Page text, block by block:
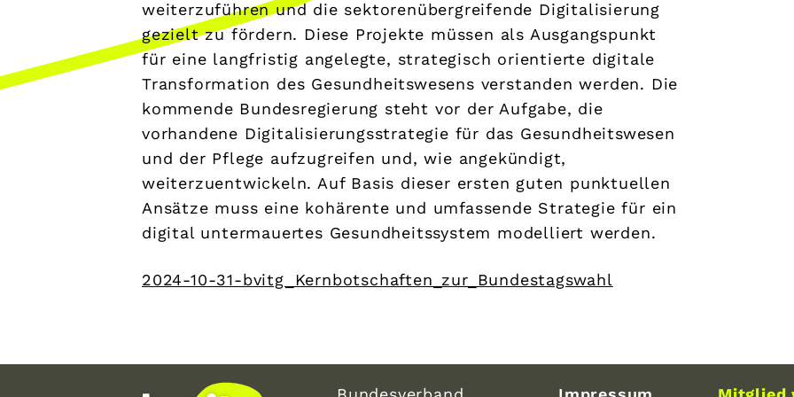
weiterzuführen und die sektorenübergreifende Digitalisierung
gezielt zu fördern. Diese Projekte müssen als Ausgangspunkt
für eine langfristig angelegte, strategisch orientierte digitale
Transformation des Gesundheitswesens verstanden werden. Die
kommende Bundesregierung steht vor der Aufgabe, die
vorhandene Digitalisierungsstrategie für das Gesundheitswesen
und der Pflege aufzugreifen und, wie angekündigt,
weiterzuentwickeln. Auf Basis dieser ersten guten punktuellen
Ansätze muss eine kohärente und umfassende Strategie für ein
digital untermauertes Gesundheitssystem modelliert werden.
2024-10-31-bvitg_Kernbotschaften_zur_Bundestagswahl